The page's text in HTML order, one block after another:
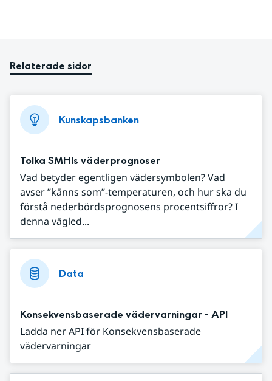
Relaterade sidor
Kunskapsbanken
Tolka SMHIs väderprognoser
Vad betyder egentligen vädersymbolen? Vad
avser ”känns som”-temperaturen, och hur ska du
förstå nederbördsprognosens procentsiffror? I
denna vägled...
Data
Konsekvensbaserade vädervarningar - API
Ladda ner API för Konsekvensbaserade
vädervarningar